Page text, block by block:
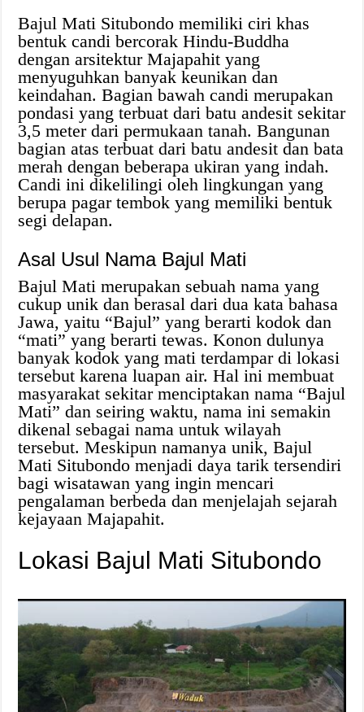
Bajul Mati Situbondo memiliki ciri khas
bentuk candi bercorak Hindu-Buddha
dengan arsitektur Majapahit yang
menyuguhkan banyak keunikan dan
keindahan. Bagian bawah candi merupakan
pondasi yang terbuat dari batu andesit sekitar
3,5 meter dari permukaan tanah. Bangunan
bagian atas terbuat dari batu andesit dan bata
merah dengan beberapa ukiran yang indah.
Candi ini dikelilingi oleh lingkungan yang
berupa pagar tembok yang memiliki bentuk
segi delapan.
Asal Usul Nama Bajul Mati
Bajul Mati merupakan sebuah nama yang
cukup unik dan berasal dari dua kata bahasa
Jawa, yaitu “Bajul” yang berarti kodok dan
“mati” yang berarti tewas. Konon dulunya
banyak kodok yang mati terdampar di lokasi
tersebut karena luapan air. Hal ini membuat
masyarakat sekitar menciptakan nama “Bajul
Mati” dan seiring waktu, nama ini semakin
dikenal sebagai nama untuk wilayah
tersebut. Meskipun namanya unik, Bajul
Mati Situbondo menjadi daya tarik tersendiri
bagi wisatawan yang ingin mencari
pengalaman berbeda dan menjelajah sejarah
kejayaan Majapahit.
Lokasi Bajul Mati Situbondo